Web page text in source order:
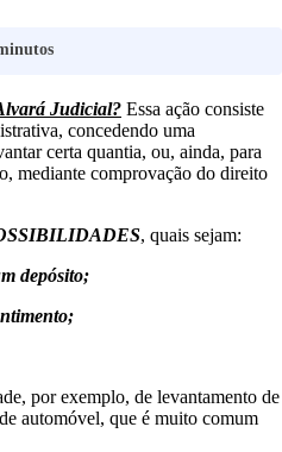
Judicial? Essa ação consiste
concedendo uma
certa quantia, ou, ainda, para
mediante comprovação do direito
, quais sejam:
depósito;
por exemplo, de levantamento de
automóvel, que é muito comum